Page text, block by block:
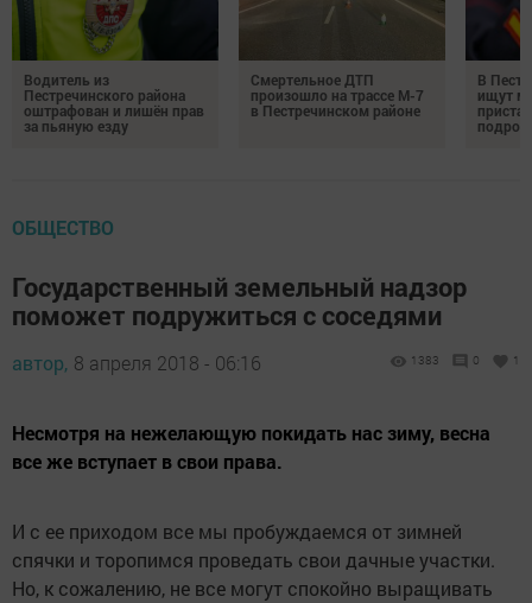
Водитель из
Пестречинского района
оштрафован и лишён прав
за пьяную езду
Смертельное ДТП
произошло на трассе М-7
в Пестречинском районе
В
ищут
ОБЩЕСТВО
Государственный земельный надзор
поможет подружиться с соседями
автор, 8 апреля 2018 - 06:16 1383 0 1
Несмотря на нежелающую покидать нас зиму, весна
все же вступает в свои права.
И с ее приходом все мы пробуждаемся от зимней
спячки и торопимся проведать свои дачные участки.
Но, к сожалению, не все могут спокойно выращивать